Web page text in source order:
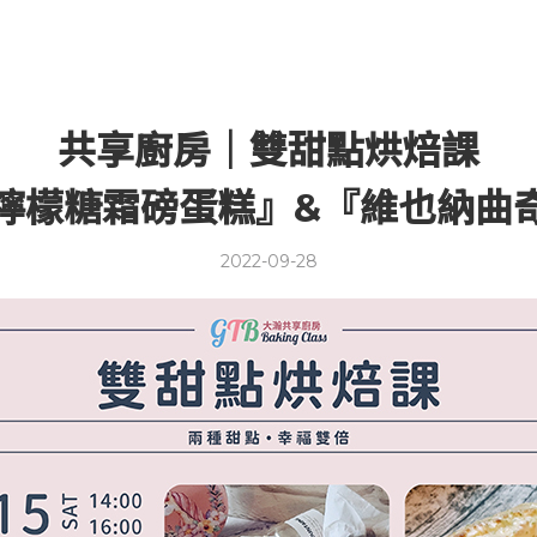
共享廚房｜雙甜點烘焙課
檬糖霜磅蛋糕』&『維也納曲
2022-09-28